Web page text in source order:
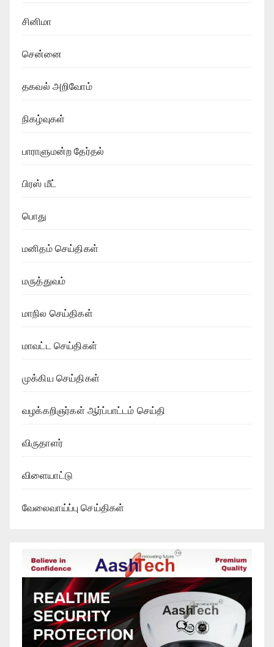
சினிமா
சென்னை
தகவல் அறிவோம்
நிகழ்வுகள்
பாராளுமன்ற தேர்தல்
பிரஸ் மீட்
பொது
மனிதம் செய்திகள்
மருத்துவம்
மாநில செய்திகள்
மாவட்ட செய்திகள்
முக்கிய செய்திகள்
வழக்கறிஞர்கள் ஆர்ப்பாட்டம் செய்தி
விருதாளர்
விளையாட்டு
வேலைவாய்ப்பு செய்திகள்